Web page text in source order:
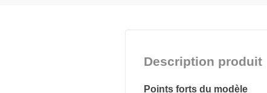
Description produit
Points forts du modèle